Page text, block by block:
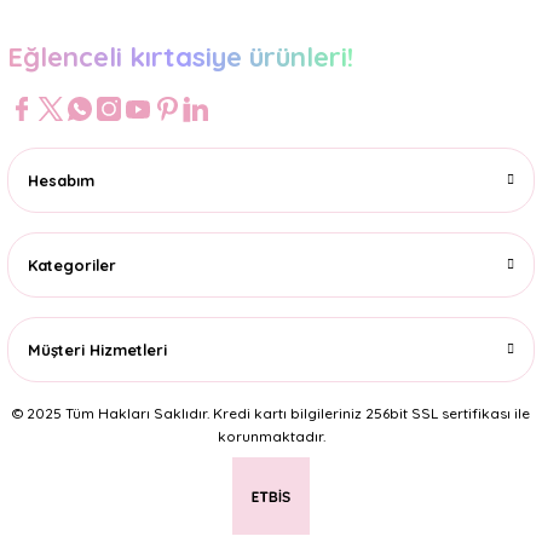
Eğlenceli kırtasiye ürünleri!
Hesabım
Kategoriler
Müşteri Hizmetleri
© 2025 Tüm Hakları Saklıdır. Kredi kartı bilgileriniz 256bit SSL sertifikası ile
korunmaktadır.